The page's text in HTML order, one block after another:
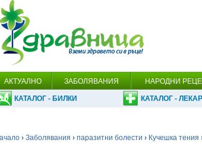
АКТУАЛНО ЗАБОЛЯВАНИЯ НАРОДНИ
КАТАЛОГ - БИЛКИ КАТАЛОГ -
› Заболявания › паразитни болести › Кучешка тения